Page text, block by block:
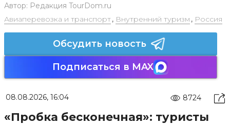
Автор: Редакция TourDom.ru
Авиаперевозка и транспорт, Внутренний туризм , Россия
Обсудить новость
Подписаться в MAX
08.08.2026, 16:04 8724
«Пробка бесконечная»: туристы